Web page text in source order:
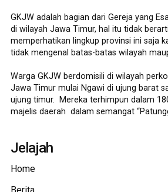
GKJW adalah bagian dari Gereja yang
di wilayah Jawa Timur, hal itu tidak
memperhatikan lingkup provinsi ini saja
tidak mengenal batas-batas wilayah
Warga GKJW berdomisili di wilayah
Jawa Timur mulai Ngawi di ujung barat
ujung timur. Mereka terhimpun dalam
majelis daerah dalam semangat
Jelajah
Home